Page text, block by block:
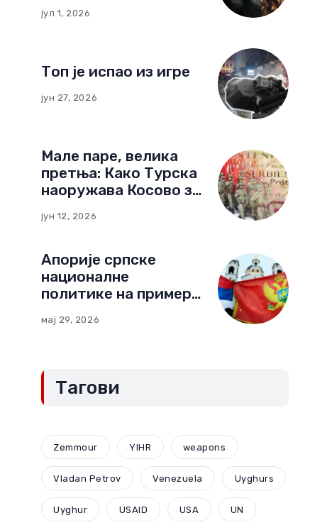
изградиле мрежу
јул 1, 2026
Топ је испао из игре
јун 27, 2026
Мале паре, велика
претња: Како Турска
наоружава Косово за
јун 12, 2026
Апорије српске
националне
политике на примеру
Компромиси и
мај 29, 2026
Тагови
Zemmour YIHR weapons
Vladan Petrov Venezuela Uyghurs
Uyghur USAID USA UN